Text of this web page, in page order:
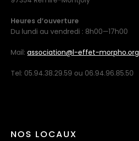
Heures d’ouverture
Du lundi au vendredi : 8h00—17h00
Mail:association@l-effet-morpho.org
Tel: 05.94.38.29.59 ou 06.94.96.85.50
NOS LOCAUX